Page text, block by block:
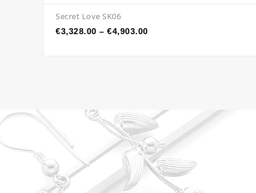
Secret Love SK06
€3,328.00 – €4,903.00